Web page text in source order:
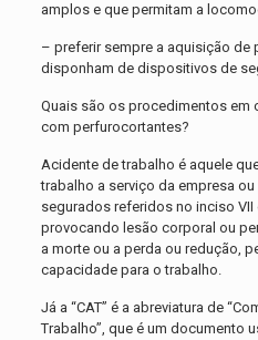
amplos e que permitam a
– preferir sempre a aquisição de
disponham de dispositivos de
Quais são os procedimentos em
com perfurocortantes?
Acidente de trabalho é aquele
trabalho a serviço da empresa
segurados referidos no inciso VII
provocando lesão corporal ou
a morte ou a perda ou redução,
capacidade para o trabalho.
Já a “CAT” é a abreviatura de
Trabalho”, que é um documento